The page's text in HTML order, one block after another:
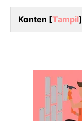
Konten [Tampil]